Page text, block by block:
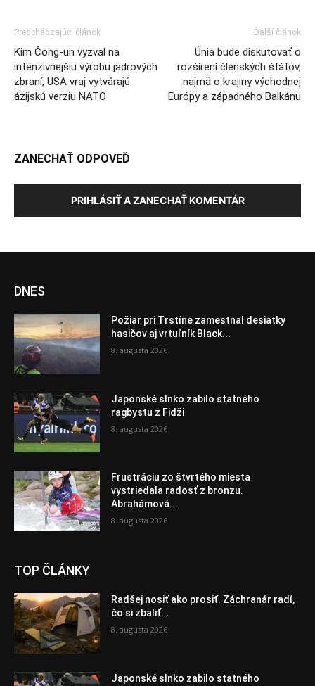
Predchádzajúci článok
Kim Čong-un vyzval na
intenzívnejšiu výrobu jadrových
zbraní, USA vraj vytvárajú
ázijskú verziu NATO
Ďalší článok
Únia bude diskutovať o
rozšírení členských štátov,
najmä o krajiny východnej
Európy a západného Balkánu
ZANECHAŤ ODPOVEĎ
PRIHLÁSIŤ A ZANECHAŤ KOMENTÁR
DNES
Požiar pri Trstíne zamestnal desiatky
hasičov aj vrtuľník Black...
8. augusta 2026
Japonské slnko zabilo statného
ragbystu z Fidži
8. augusta 2026
Frustráciu zo štvrtého miesta
vystriedala radosť z bronzu.
Abrahámová...
8. augusta 2026
TOP ČLÁNKY
Radšej nosiť ako prosiť. Záchranár radí,
čo si zbaliť...
8. augusta 2026
Japonské slnko zabilo statného